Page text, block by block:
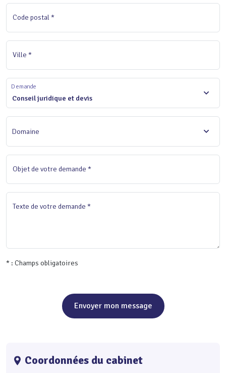
Code postal *
Ville *
Conseil juridique et devis
Demande
Domaine
Objet de votre demande *
Texte de votre demande *
* : Champs obligatoires
Envoyer mon message
Coordonnées du cabinet